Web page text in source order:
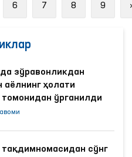
6 7 8 9
зўравонликдан
аёлнинг ҳолати
ўрганилди
сўнг